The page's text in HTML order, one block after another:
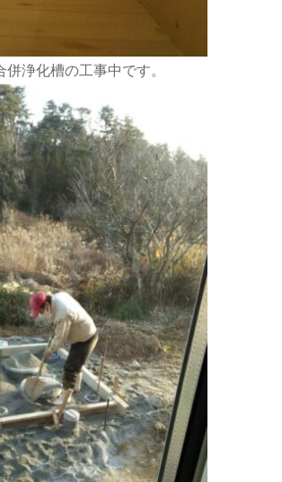
浄化槽の工事中です。